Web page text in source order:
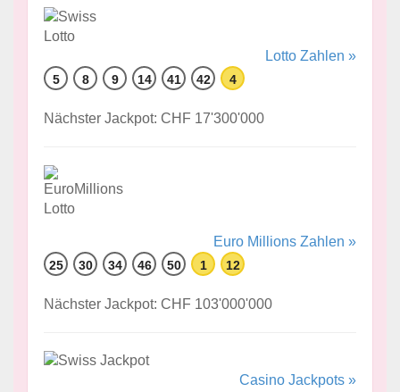
Lotto Zahlen »
5 8 9 14 41 42 4
Nächster Jackpot: CHF 17'300'000
Euro Millions Zahlen »
25 30 34 46 50 1 12
Nächster Jackpot: CHF 103'000'000
Casino Jackpots »